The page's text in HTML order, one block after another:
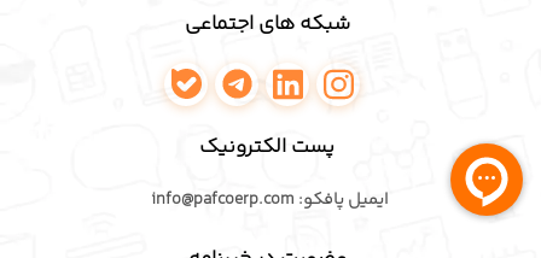
شبکه های اجتماعی
اینستاگرام پافکو
لینکدین پافکو
تلگرام پافکوواتساپ پافکو
پست الکترونیک
ایمیل پافکو: info@pafcoerp.com